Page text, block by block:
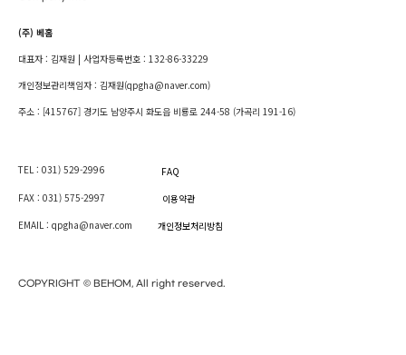
(주) 베홈
대표자 : 김재원 | 사업자등록번호 : 132-86-33229
개인정보관리책임자 : 김재원(qpgha@naver.com)
주소 : [415767] 경기도 남양주시 화도읍 비룡로 244-58 (가곡리 191-16)
TEL : 031) 529-2996
FAQ
FAX : 031) 575-2997
이용약관
EMAIL : qpgha@naver.com
개인정보처리방침
COPYRIGHT © BEHOM, All right reserved.